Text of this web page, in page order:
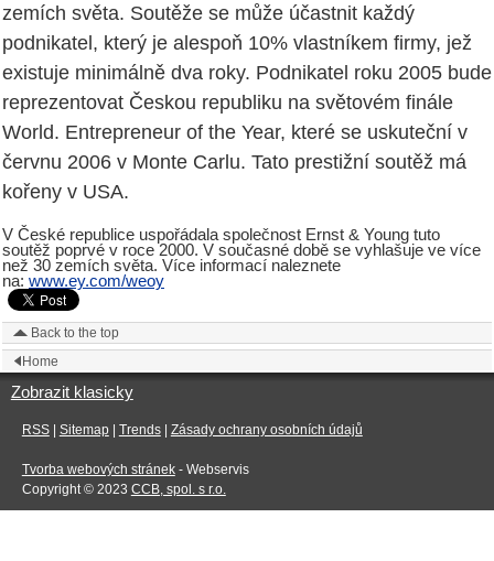
zemích světa. Soutěže se může účastnit každý
podnikatel, který je alespoň 10% vlastníkem firmy, jež
existuje minimálně dva roky. Podnikatel roku 2005 bude
reprezentovat Českou republiku na světovém finále
World. Entrepreneur of the Year, které se uskuteční v
červnu 2006 v Monte Carlu. Tato prestižní soutěž má
kořeny v USA.
V České republice uspořádala společnost Ernst & Young tuto
soutěž poprvé v roce 2000. V současné době se vyhlašuje ve více
než 30 zemích světa. Více informací naleznete
na: www.ey.com/weoy
Back to the top
Home
Zobrazit klasicky
RSS| Sitemap| Trends| Zásady ochrany osobních údajů
Tvorba webových stránek- Webservis
Copyright © 2023 CCB, spol. s r.o.